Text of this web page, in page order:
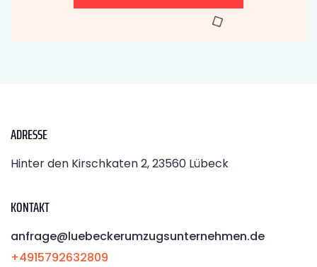
ADRESSE
Hinter den Kirschkaten 2, 23560 Lübeck
KONTAKT
anfrage@luebeckerumzugsunternehmen.de
+4915792632809